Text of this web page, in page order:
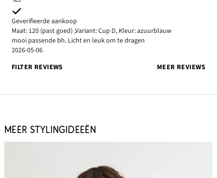
Geverifieerde aankoop
Maat: 120 (past goed) ,Variant: Cup D, Kleur: azuurblauw
mooi passende bh. Licht en leuk om te dragen
2026-05-06
FILTER REVIEWS
MEER REVIEWS
MEER STYLINGIDEEËN